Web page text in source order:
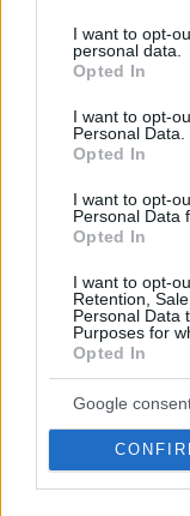
not limited to your
grant or deny
use your data for
consent section.
I want to opt-
personal data.
Opted In
I want to opt-
Personal Data.
Opted In
I want to opt-
Personal Data
Opted In
I want to opt-
Retention,
Personal Data
Purposes for
Opted In
Google